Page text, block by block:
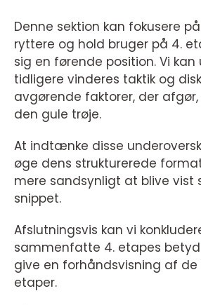
Denne sektion kan fokusere
ryttere og hold bruger på 4.
sig en førende position. Vi kan
tidligere vinderes taktik og
avgørende faktorer, der
den gule trøje.
At indtænke disse
øge dens strukturerede
mere sandsynligt at blive vist
snippet.
Afslutningsvis kan vi
sammenfatte 4. etapes
give en forhåndsvisning af
etaper.